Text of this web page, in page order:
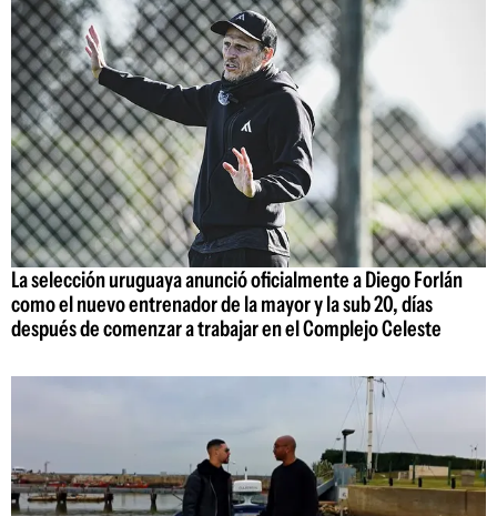
La selección uruguaya anunció oficialmente a Diego Forlán
como el nuevo entrenador de la mayor y la sub 20, días
después de comenzar a trabajar en el Complejo Celeste